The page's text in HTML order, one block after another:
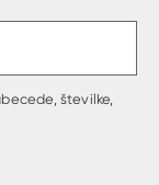
številke,